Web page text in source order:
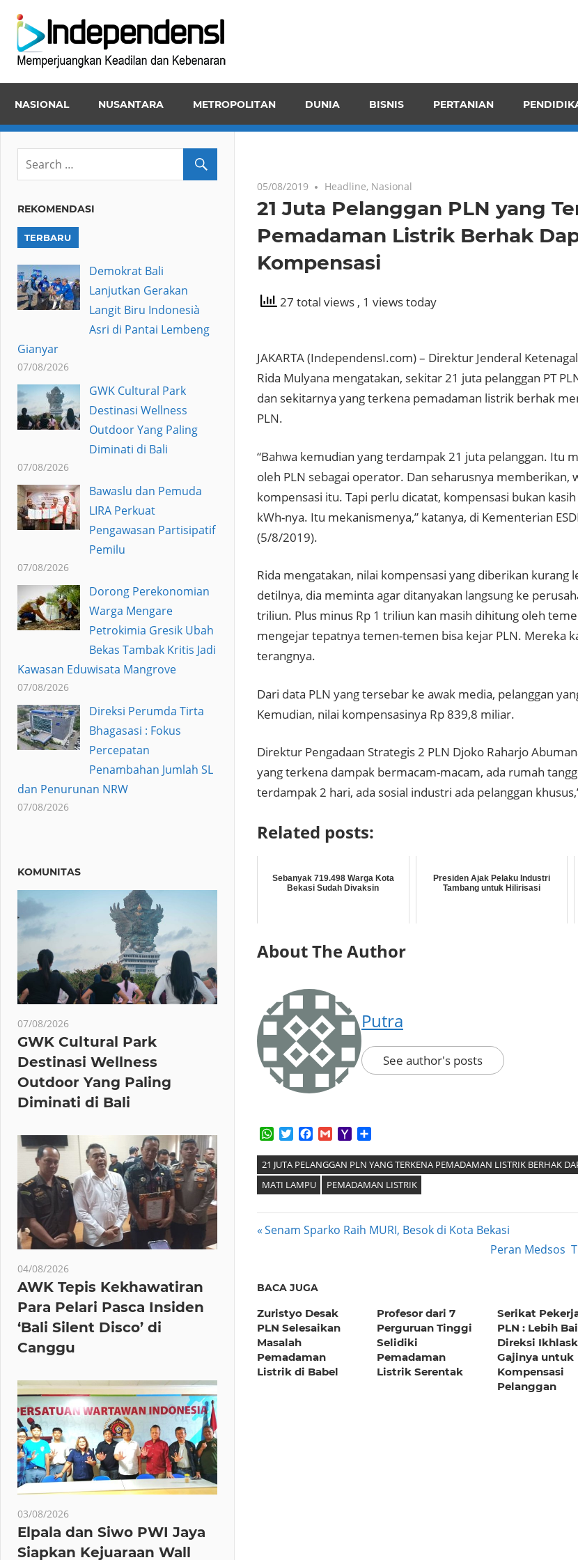
content
dan
NASIONAL NUSANTARA METROPOLITAN DUNIA BISNIS PERTANIAN
05/08/2019 Headline, Nasional
21 Juta Pelanggan PLN yang
Pemadaman Listrik Berhak
Kompensasi
27 total views , 1 views today
JAKARTA (IndependensI.com) – Direktur Jenderal
Rida Mulyana mengatakan, sekitar 21 juta pelanggan PT
dan sekitarnya yang terkena pemadaman listrik berhak
PLN.
“Bahwa kemudian yang terdampak 21 juta pelanggan. Itu
oleh PLN sebagai operator. Dan seharusnya memberikan,
kompensasi itu. Tapi perlu dicatat, kompensasi bukan
kWh-nya. Itu mekanismenya,” katanya, di Kementerian
(5/8/2019).
Rida mengatakan, nilai kompensasi yang diberikan kurang
detilnya, dia meminta agar ditanyakan langsung ke
triliun. Plus minus Rp 1 triliun kan masih dihitung oleh
mengejar tepatnya temen-temen bisa kejar PLN. Mereka
terangnya.
Dari data PLN yang tersebar ke awak media, pelanggan
Kemudian, nilai kompensasinya Rp 839,8 miliar.
Direktur Pengadaan Strategis 2 PLN Djoko Raharjo
yang terkena dampak bermacam-macam, ada rumah
terdampak 2 hari, ada sosial industri ada pelanggan
Related posts:
Sebanyak 719.498 Warga Kota
Bekasi Sudah Divaksin
Presiden Ajak Pelaku Industri
Tambang untuk Hilirisasi
About The Author
Putra
See author's posts
WhatsApp
TwitterFacebook
GmailYahoo
21 JUTA PELANGGAN PLN YANG TERKENA PEMADAMAN LISTRIK BERHAK
MATI LAMPU
PEMADAMAN LISTRIK
Post
Previous
Senam Sparko Raih MURI, Besok di Kota Bekasi
Next
Peran Medsos
BACA JUGA
Zuristyo Desak
PLN Selesaikan
Masalah
Pemadaman
Listrik di Babel
Profesor dari 7
Perguruan Tinggi
Selidiki
Pemadaman
Listrik Serentak
Serikat
PLN : Lebih
Direksi
Gajinya untuk
Kompensasi
Pelanggan
REKOMENDASI
TERBARU
Demokrat Bali
Lanjutkan Gerakan
Langit Biru Indonesià
Asri di Pantai Lembeng
Gianyar
07/08/2026
GWK Cultural Park
Destinasi Wellness
Outdoor Yang Paling
Diminati di Bali
07/08/2026
Bawaslu dan Pemuda
LIRA Perkuat
Pengawasan Partisipatif
Pemilu
07/08/2026
Dorong Perekonomian
Warga Mengare
Petrokimia Gresik Ubah
Bekas Tambak Kritis Jadi
Kawasan Eduwisata Mangrove
07/08/2026
Direksi Perumda Tirta
Bhagasasi : Fokus
Percepatan
Penambahan Jumlah SL
dan Penurunan NRW
07/08/2026
KOMUNITAS
07/08/2026
GWK Cultural Park
Destinasi Wellness
Outdoor Yang Paling
Diminati di Bali
04/08/2026
AWK Tepis Kekhawatiran
Para Pelari Pasca Insiden
‘Bali Silent Disco’ di
Canggu
03/08/2026
Elpala dan Siwo PWI Jaya
Siapkan Kejuaraan Wall